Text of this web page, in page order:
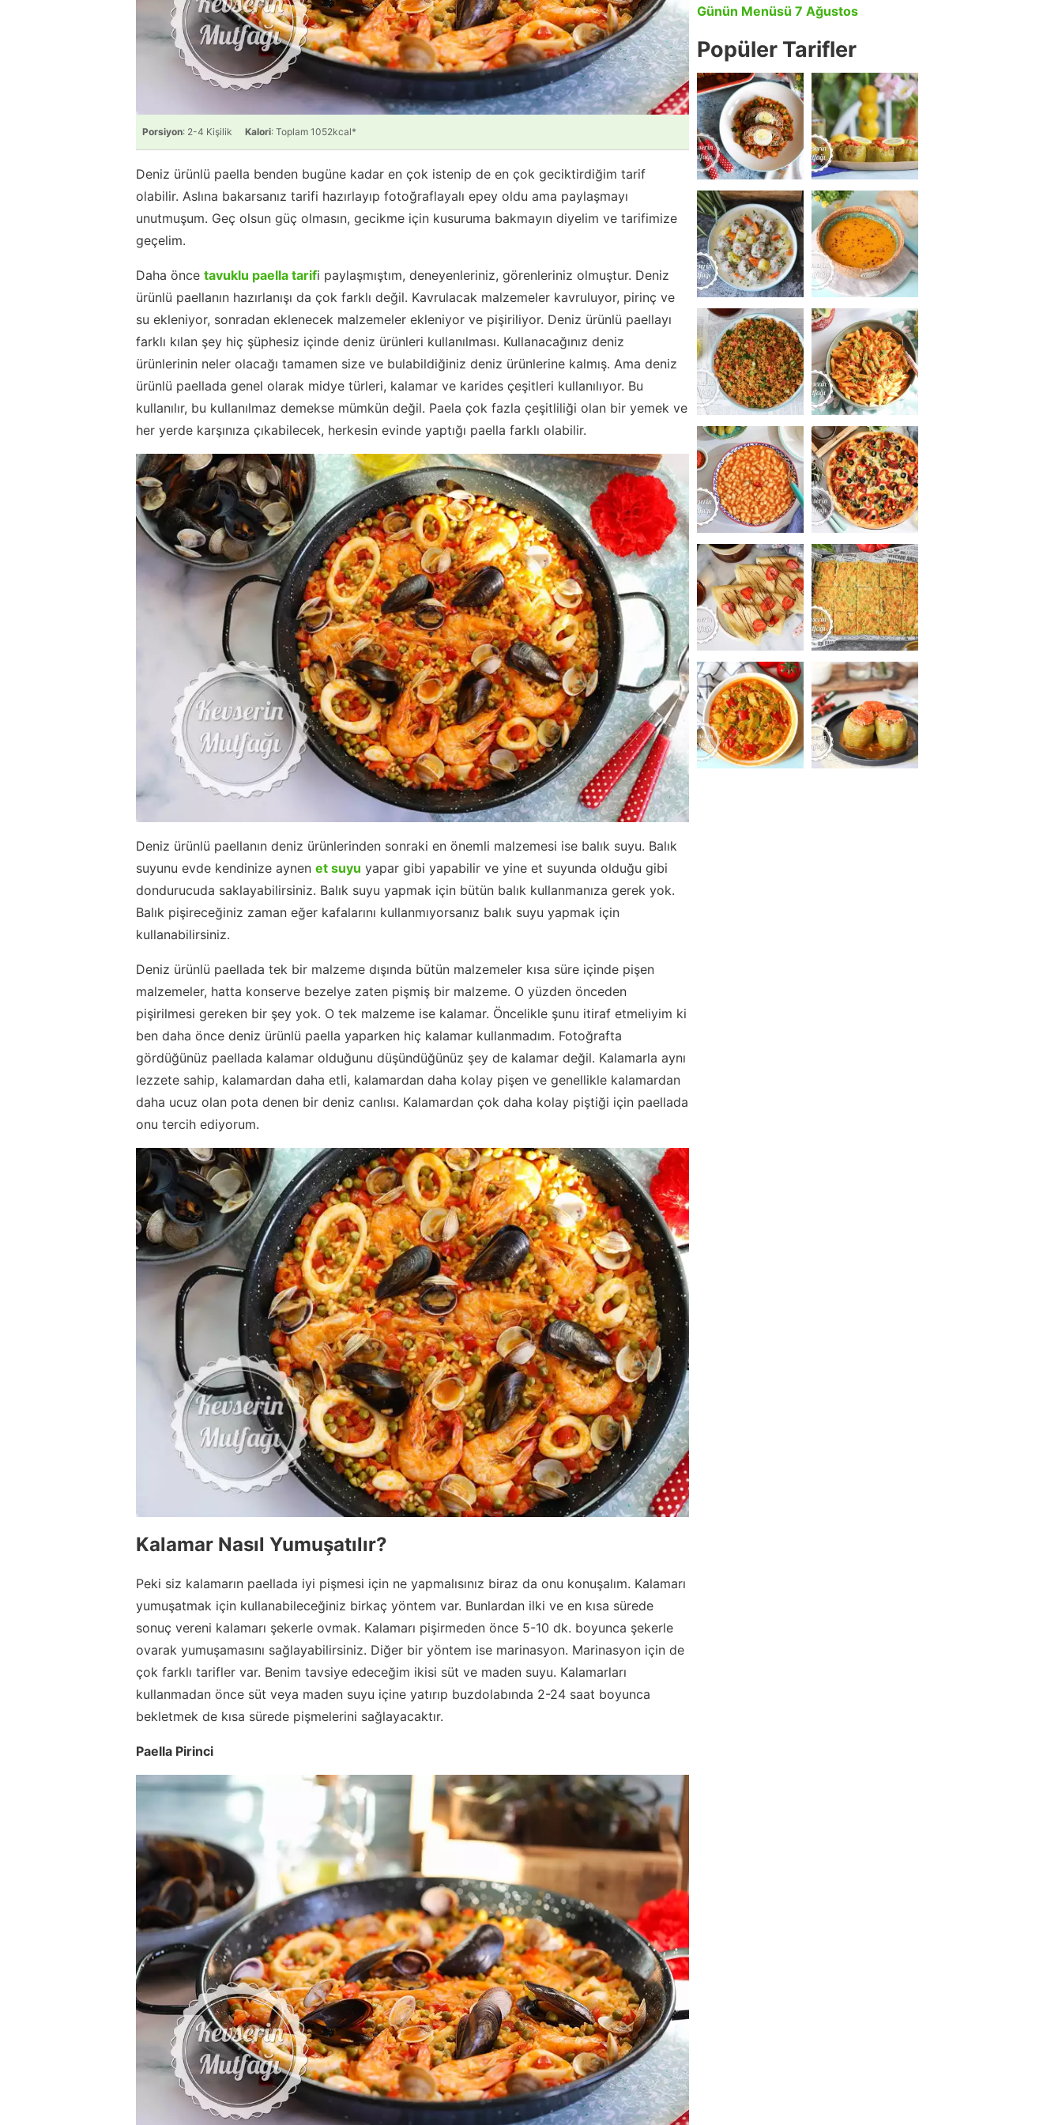
Porsiyon: 2-4 Kişilik Kalori: Toplam 1052kcal*
Deniz ürünlü paella benden bugüne kadar en çok istenip de en çok geciktirdiğim tarif
olabilir. Aslına bakarsanız tarifi hazırlayıp fotoğraflayalı epey oldu ama paylaşmayı
unutmuşum. Geç olsun güç olmasın, gecikme için kusuruma bakmayın diyelim ve tarifimize
geçelim.
Daha önce tavuklu paella tarifi paylaşmıştım, deneyenleriniz, görenleriniz olmuştur. Deniz
ürünlü paellanın hazırlanışı da çok farklı değil. Kavrulacak malzemeler kavruluyor, pirinç ve
su ekleniyor, sonradan eklenecek malzemeler ekleniyor ve pişiriliyor. Deniz ürünlü paellayı
farklı kılan şey hiç şüphesiz içinde deniz ürünleri kullanılması. Kullanacağınız deniz
ürünlerinin neler olacağı tamamen size ve bulabildiğiniz deniz ürünlerine kalmış. Ama deniz
ürünlü paellada genel olarak midye türleri, kalamar ve karides çeşitleri kullanılıyor. Bu
kullanılır, bu kullanılmaz demekse mümkün değil. Paela çok fazla çeşitliliği olan bir yemek ve
her yerde karşınıza çıkabilecek, herkesin evinde yaptığı paella farklı olabilir.
Deniz ürünlü paellanın deniz ürünlerinden sonraki en önemli malzemesi ise balık suyu. Balık
suyunu evde kendinize aynen et suyu yapar gibi yapabilir ve yine et suyunda olduğu gibi
dondurucuda saklayabilirsiniz. Balık suyu yapmak için bütün balık kullanmanıza gerek yok.
Balık pişireceğiniz zaman eğer kafalarını kullanmıyorsanız balık suyu yapmak için
kullanabilirsiniz.
Deniz ürünlü paellada tek bir malzeme dışında bütün malzemeler kısa süre içinde pişen
malzemeler, hatta konserve bezelye zaten pişmiş bir malzeme. O yüzden önceden
pişirilmesi gereken bir şey yok. O tek malzeme ise kalamar. Öncelikle şunu itiraf etmeliyim ki
ben daha önce deniz ürünlü paella yaparken hiç kalamar kullanmadım. Fotoğrafta
gördüğünüz paellada kalamar olduğunu düşündüğünüz şey de kalamar değil. Kalamarla aynı
lezzete sahip, kalamardan daha etli, kalamardan daha kolay pişen ve genellikle kalamardan
daha ucuz olan pota denen bir deniz canlısı. Kalamardan çok daha kolay piştiği için paellada
onu tercih ediyorum.
Kalamar Nasıl Yumuşatılır?
Peki siz kalamarın paellada iyi pişmesi için ne yapmalısınız biraz da onu konuşalım. Kalamarı
yumuşatmak için kullanabileceğiniz birkaç yöntem var. Bunlardan ilki ve en kısa sürede
sonuç vereni kalamarı şekerle ovmak. Kalamarı pişirmeden önce 5-10 dk. boyunca şekerle
ovarak yumuşamasını sağlayabilirsiniz. Diğer bir yöntem ise marinasyon. Marinasyon için de
çok farklı tarifler var. Benim tavsiye edeceğim ikisi süt ve maden suyu. Kalamarları
kullanmadan önce süt veya maden suyu içine yatırıp buzdolabında 2-24 saat boyunca
bekletmek de kısa sürede pişmelerini sağlayacaktır.
Paella Pirinci
Günün Menüsü 7 Ağustos
Popüler Tarifler